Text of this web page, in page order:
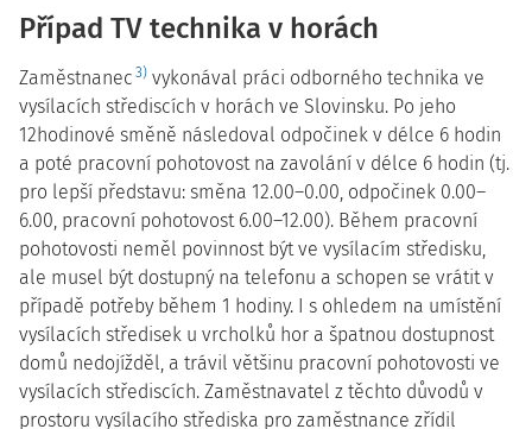
Případ TV technika v horách
Zaměstnanec 3) vykonával práci odborného technika ve
vysílacích střediscích v horách ve Slovinsku. Po jeho
12hodinové směně následoval odpočinek v délce 6 hodin
a poté pracovní pohotovost na zavolání v délce 6 hodin (tj.
pro lepší představu: směna 12.00–0.00, odpočinek 0.00–
6.00, pracovní pohotovost 6.00–12.00). Během pracovní
pohotovosti neměl povinnost být ve vysílacím středisku,
ale musel být dostupný na telefonu a schopen se vrátit v
případě potřeby během 1 hodiny. I s ohledem na umístění
vysílacích středisek u vrcholků hor a špatnou dostupnost
domů nedojížděl, a trávil většinu pracovní pohotovosti ve
vysílacích střediscích. Zaměstnavatel z těchto důvodů v
prostoru vysílacího střediska pro zaměstnance zřídil